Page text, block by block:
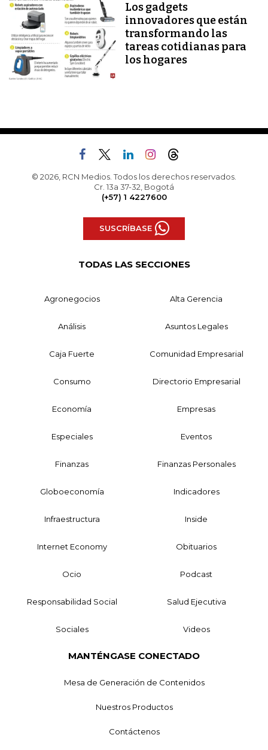
Los gadgets
innovadores que están
transformando las
tareas cotidianas para
los hogares
© 2026, RCN Medios. Todos los derechos reservados.
Cr. 13a 37-32, Bogotá
(+57) 1 4227600
SUSCRÍBASE
TODAS LAS SECCIONES
Agronegocios Alta Gerencia
Análisis Asuntos Legales
Caja Fuerte Comunidad Empresarial
Consumo Directorio Empresarial
Economía Empresas
Especiales Eventos
Finanzas Finanzas Personales
Globoeconomía Indicadores
Infraestructura Inside
Internet Economy Obituarios
Ocio Podcast
Responsabilidad Social Salud Ejecutiva
Sociales Videos
MANTÉNGASE CONECTADO
Mesa de Generación de Contenidos
Nuestros Productos
Contáctenos